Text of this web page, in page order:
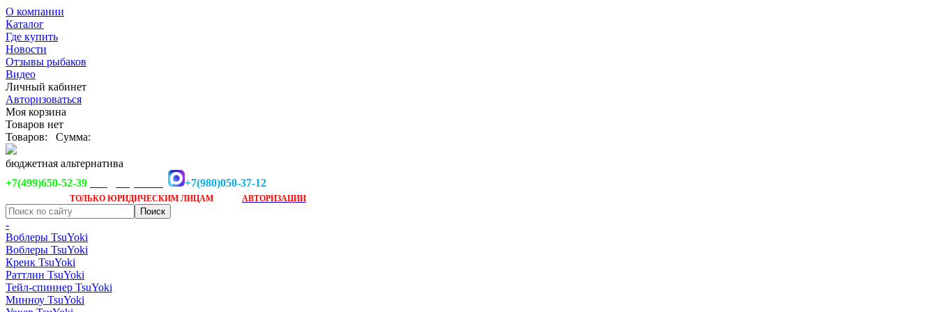
О компании
Каталог
Где купить
Новости
Отзывы рыбаков
Видео
Личный кабинет
Авторизоваться
Моя корзина
Товаров нет
Товаров:
Сумма:
бюджетная альтернатива
+7(499)650-52-39
+7(980)050-37-12
ТОЛЬКО ЮРИДИЧЕСКИМ ЛИЦАМ АВТОРИЗАЦИИ
-
Воблеры TsuYoki
Воблеры TsuYoki
Кренк TsuYoki
Раттлин TsuYoki
Тейл-спиннер TsuYoki
Минноу TsuYoki